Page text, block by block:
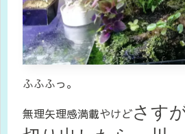
ふふふっ。
無理矢理感満載やけどさす